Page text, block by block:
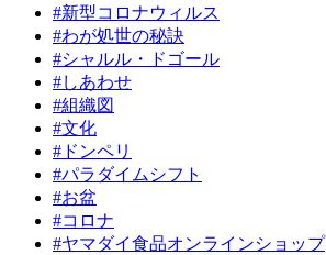
#新型コロナウィルス
#わが処世の秘訣
#シャルル・ドゴール
#しあわせ
#組織図
#文化
#ドンペリ
#パラダイムシフト
#お盆
#コロナ
#ヤマダイ食品オンラインショップ